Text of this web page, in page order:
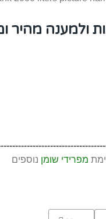
ולמענה מהיר
מפרידי שומן נוספים